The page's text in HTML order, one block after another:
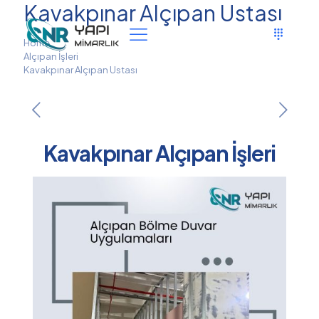
Kavakpınar Alçıpan Ustası
Home
Alçıpan İşleri
Kavakpınar Alçıpan Ustası
Kavakpınar Alçıpan İşleri